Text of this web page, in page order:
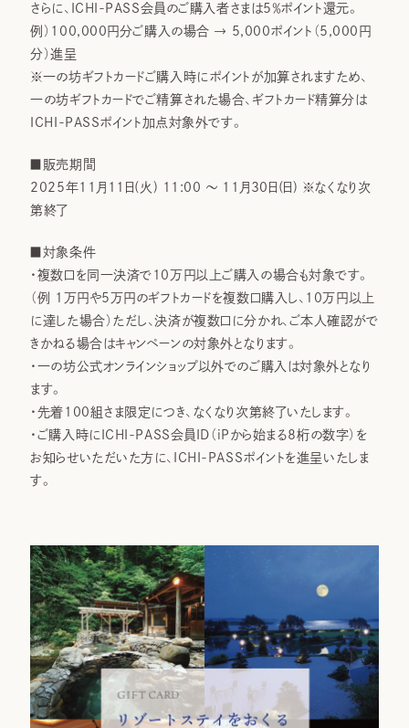
さらに、ICHI-PASS会員のご購入者さまは5％ポイント還元。
例）100,000円分ご購入の場合 → 5,000ポイント（5,000円
分）進呈
※一の坊ギフトカードご購入時にポイントが加算されますため、
一の坊ギフトカードでご精算された場合、ギフトカード精算分は
ICHI-PASSポイント加点対象外です。
■ 販売期間
2025年11月11日(火) 11:00 ～ 11月30日(日) ※なくなり次
第終了
■対象条件
・複数口を同一決済で10万円以上ご購入の場合も対象です。
（例 1万円や5万円のギフトカードを複数口購入し、10万円以上
に達した場合）ただし、決済が複数口に分かれ、ご本人確認がで
きかねる場合はキャンペーンの対象外となります。
・一の坊公式オンラインショップ以外でのご購入は対象外となり
ます。
・先着100組さま限定につき、なくなり次第終了いたします。
・ご購入時にICHI-PASS会員ID（iPから始まる8桁の数字）を
お知らせいただいた方に、ICHI-PASSポイントを進呈いたしま
す。